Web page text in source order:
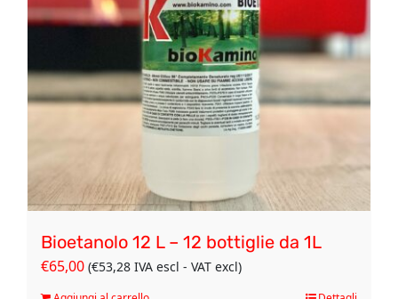
Bioetanolo 12 L – 12 bottiglie da 1L
€65,00 (€53,28 IVA escl - VAT excl)